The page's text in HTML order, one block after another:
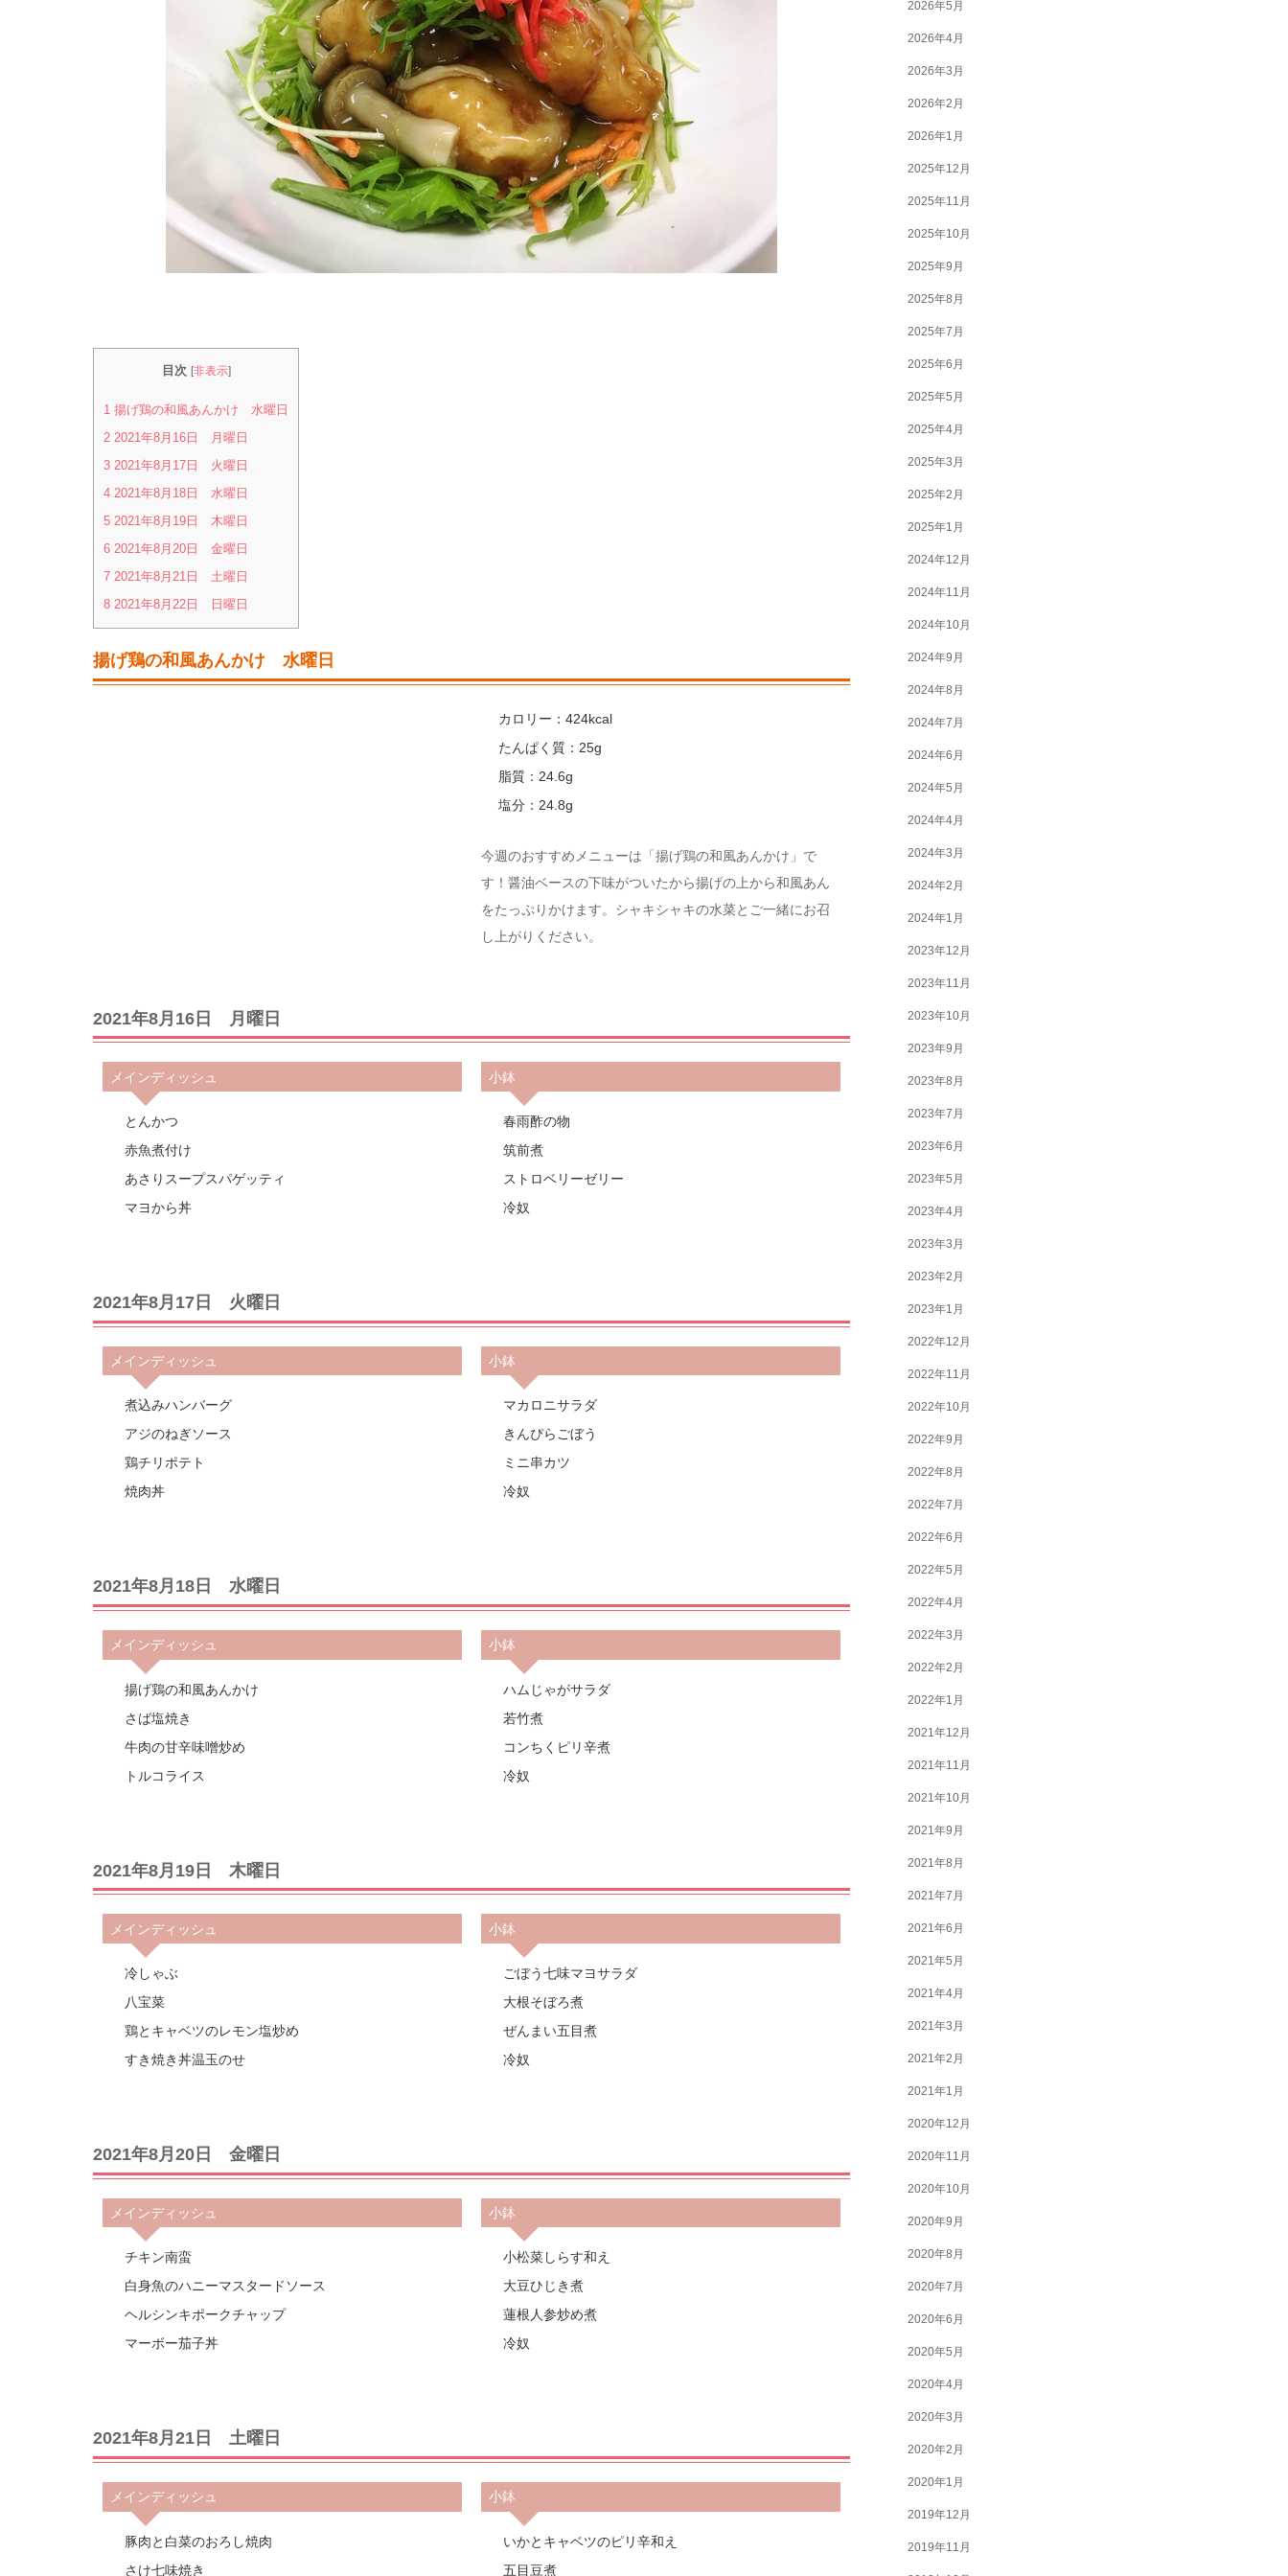
目次 [非表示]
1 揚げ鶏の和風あんかけ 水曜日
2 2021年8月16日 月曜日
3 2021年8月17日 火曜日
4 2021年8月18日 水曜日
5 2021年8月19日 木曜日
6 2021年8月20日 金曜日
7 2021年8月21日 土曜日
8 2021年8月22日 日曜日
揚げ鶏の和風あんかけ 水曜日
カロリー：424kcal
たんぱく質：25g
脂質：24.6g
塩分：24.8g
今週のおすすめメニューは「揚げ鶏の和風あんかけ」で
す！醤油ベースの下味がついたから揚げの上から和風あん
をたっぷりかけます。シャキシャキの水菜とご一緒にお召
し上がりください。
2021年8月16日 月曜日
メインディッシュ
とんかつ
赤魚煮付け
あさりスープスパゲッティ
マヨから丼
小鉢
春雨酢の物
筑前煮
ストロベリーゼリー
冷奴
2021年8月17日 火曜日
メインディッシュ
煮込みハンバーグ
アジのねぎソース
鶏チリポテト
焼肉丼
小鉢
マカロニサラダ
きんぴらごぼう
ミニ串カツ
冷奴
2021年8月18日 水曜日
メインディッシュ
揚げ鶏の和風あんかけ
さば塩焼き
牛肉の甘辛味噌炒め
トルコライス
小鉢
ハムじゃがサラダ
若竹煮
コンちくピリ辛煮
冷奴
2021年8月19日 木曜日
メインディッシュ
冷しゃぶ
八宝菜
鶏とキャベツのレモン塩炒め
すき焼き丼温玉のせ
小鉢
ごぼう七味マヨサラダ
大根そぼろ煮
ぜんまい五目煮
冷奴
2021年8月20日 金曜日
メインディッシュ
チキン南蛮
白身魚のハニーマスタードソース
ヘルシンキポークチャップ
マーボー茄子丼
小鉢
小松菜しらす和え
大豆ひじき煮
蓮根人参炒め煮
冷奴
2021年8月21日 土曜日
メインディッシュ
豚肉と白菜のおろし焼肉
さけ七味焼き
小鉢
いかとキャベツのピリ辛和え
五目豆煮
2026年5月
2026年4月
2026年3月
2026年2月
2026年1月
2025年12月
2025年11月
2025年10月
2025年9月
2025年8月
2025年7月
2025年6月
2025年5月
2025年4月
2025年3月
2025年2月
2025年1月
2024年12月
2024年11月
2024年10月
2024年9月
2024年8月
2024年7月
2024年6月
2024年5月
2024年4月
2024年3月
2024年2月
2024年1月
2023年12月
2023年11月
2023年10月
2023年9月
2023年8月
2023年7月
2023年6月
2023年5月
2023年4月
2023年3月
2023年2月
2023年1月
2022年12月
2022年11月
2022年10月
2022年9月
2022年8月
2022年7月
2022年6月
2022年5月
2022年4月
2022年3月
2022年2月
2022年1月
2021年12月
2021年11月
2021年10月
2021年9月
2021年8月
2021年7月
2021年6月
2021年5月
2021年4月
2021年3月
2021年2月
2021年1月
2020年12月
2020年11月
2020年10月
2020年9月
2020年8月
2020年7月
2020年6月
2020年5月
2020年4月
2020年3月
2020年2月
2020年1月
2019年12月
2019年11月